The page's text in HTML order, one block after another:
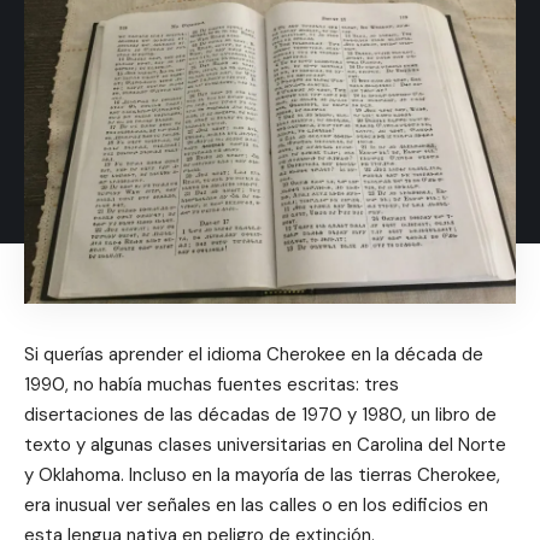
Si querías aprender el idioma Cherokee en la década de
1990, no había muchas fuentes escritas: tres
disertaciones de las décadas de 1970 y 1980, un libro de
texto y algunas clases universitarias en Carolina del Norte
y Oklahoma. Incluso en la mayoría de las tierras Cherokee,
era inusual ver señales en las calles o en los edificios en
esta lengua nativa en peligro de extinción.